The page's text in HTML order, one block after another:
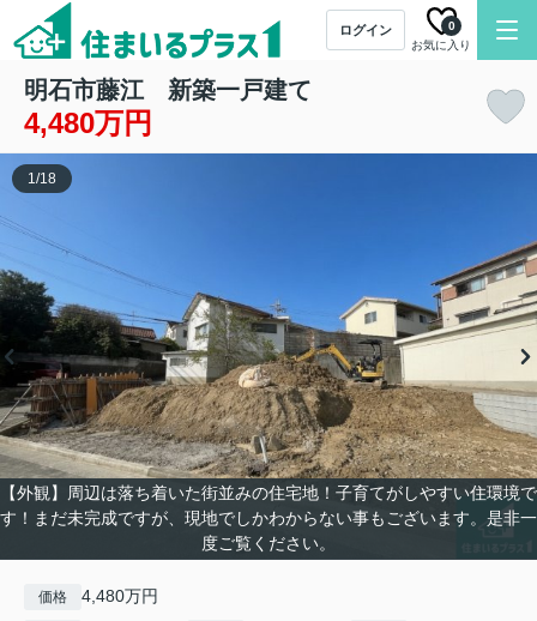
ログイン
お気に入り
0
明石市藤江 新築一戸建て
4,480万円
【外観】周辺は落ち着いた街並みの住宅地！子育てがしやすい住環境で
す！まだ未完成ですが、現地でしかわからない事もございます。是非一
度ご覧ください。
1/18
価格 4,480万円